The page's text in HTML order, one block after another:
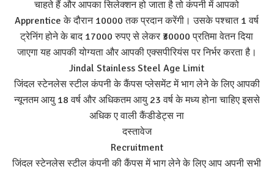
चाहते हैं और आपका सिलेक्शन हो जाता है तो कंपनी में आपको
Apprentice के दौरान 10000 तक प्रदान करेंगी। उसके पश्चात 1 वर्ष
ट्रेनिंग होने के बाद 17000 रुपए से लेकर ₹30000 प्रतिमा वेतन दिया
जाएगा यह आपकी योग्यता और आपकी एक्सपीरियंस पर निर्भर करता है।
Jindal Stainless Steel Age Limit
जिंदल स्टेनलेस स्टील कंपनी के कैंपस प्लेसमेंट में भाग लेने के लिए आपकी
न्यूनतम आयु 18 वर्ष और अधिकतम आयु 23 वर्ष के मध्य होना चाहिए इससे
अधिक ए वाली कैंडीडेट्स ना
दस्तावेज
Recruitment
जिंदल स्टेनलेस स्टील कंपनी की कैंपस में भाग लेने के लिए आप अपनी सभी